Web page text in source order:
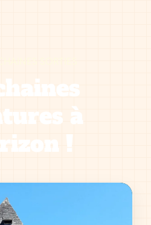
à
!